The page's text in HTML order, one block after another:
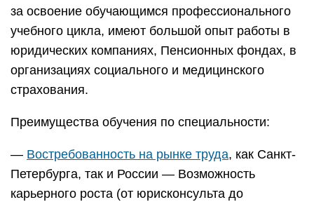
за освоение обучающимся профессионального
учебного цикла, имеют большой опыт работы в
юридических компаниях, Пенсионных фондах, в
организациях социального и медицинского
страхования.
Преимущества обучения по специальности:
— Востребованность на рынке труда, как Санкт-
Петербурга, так и России — Возможность
карьерного роста (от юрисконсульта до